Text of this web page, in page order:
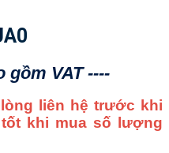
gồm VAT ----
liên hệ trước khi
khi mua số lượng